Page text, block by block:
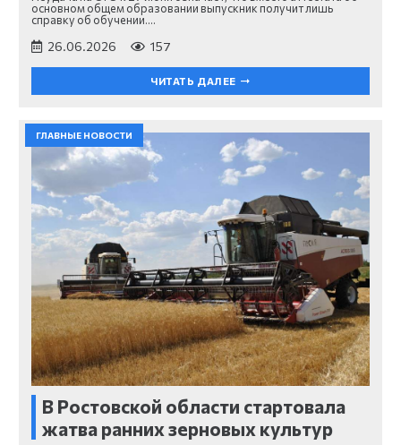
основном общем образовании выпускник получит лишь
справку об обучении.…
26.06.2026 157
ЧИТАТЬ ДАЛЕЕ
ГЛАВНЫЕ НОВОСТИ
В Ростовской области стартовала
жатва ранних зерновых культур